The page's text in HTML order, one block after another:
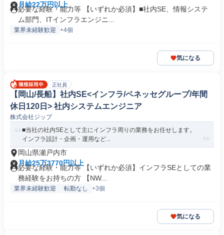
月給22万円以上
必要な経験・能力等 【いずれか必須】■社内SE、情報システ
ム部門、ITインフラエンジニ...
業界未経験歓迎 +4個
気になる
正社員
【岡山/長船】社内SE<インフラ/ベネッセグループ/年間
休日120日> 社内システムエンジニア
株式会社ジップ
■当社の社内SEとして主にインフラ周りの業務をお任せします。
インフラ設計・企画・運用など...
岡山県瀬戸内市
月給25万3770円以上
必要な経験・能力等 【いずれか必須】インフラSEとしての業
務経験をお持ちの方 【NW...
業界未経験歓迎 転勤なし +3個
気になる